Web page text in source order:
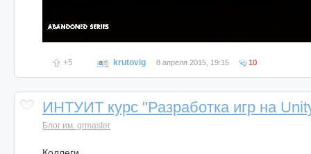
+5 krutovig 8 апреля 2015, 19:15 10
ИНТУИТ курс "Разработка игр на
Блог им. grmaster